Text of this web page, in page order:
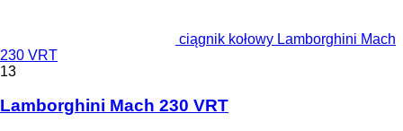
ciągnik kołowy Lamborghini Mach
230 VRT
13
Lamborghini Mach 230 VRT